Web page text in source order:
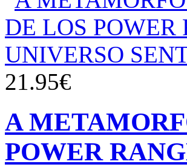
21.95€
A
POWER